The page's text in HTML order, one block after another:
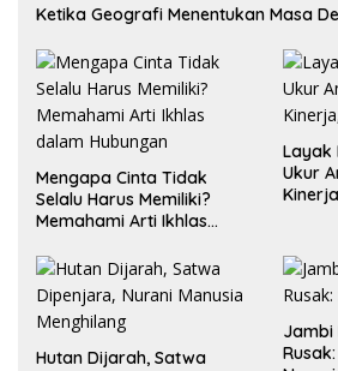
Ketika Geografi Menentukan Masa
Mengapa Cinta Tidak
Selalu Harus Memiliki?
Memahami Arti Ikhlas
Layak
Ukur
Hutan Dijarah, Satwa
Jambi